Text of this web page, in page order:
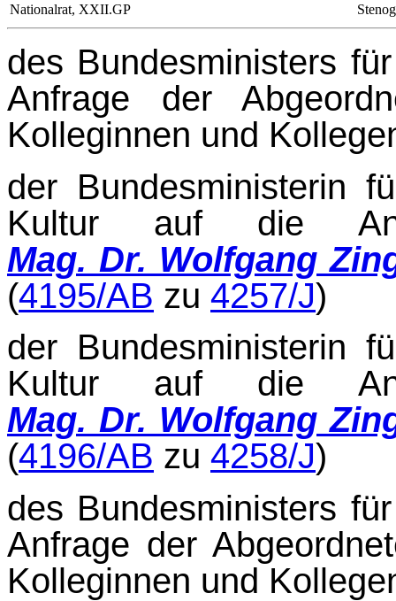
Nationalrat, XXII.GP
des Bundesministers
Anfrage der
Kolleginnen und
der Bundesministerin
Kultur auf die
Mag. Dr. Wolfgang
(4195/AB zu 4257/J)
der Bundesministerin
Kultur auf die
Mag. Dr. Wolfgang
(4196/AB zu 4258/J)
des Bundesministers
Anfrage der
Kolleginnen und